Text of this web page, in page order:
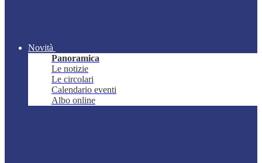
Novità
Panoramica
Le notizie
Le circolari
Calendario eventi
Albo online